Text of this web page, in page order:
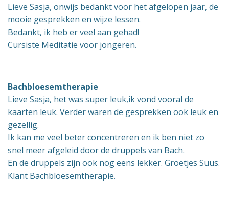
Lieve Sasja, onwijs bedankt voor het afgelopen jaar, de
mooie gesprekken en wijze lessen.
Bedankt, ik heb er veel aan gehad!
Cursiste Meditatie voor jongeren.
Bachbloesemtherapie
Lieve Sasja, het was super leuk,ik vond vooral de
kaarten leuk. Verder waren de gesprekken ook leuk en
gezellig.
Ik kan me veel beter concentreren en ik ben niet zo
snel meer afgeleid door de druppels van Bach.
En de druppels zijn ook nog eens lekker. Groetjes Suus.
Klant Bachbloesemtherapie.